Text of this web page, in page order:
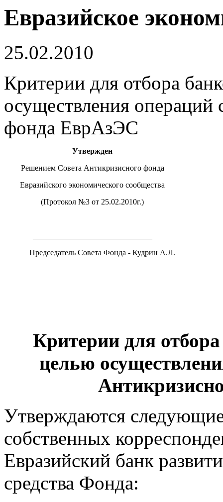
Евразийское
25.02.2010
Критерии для отбора
осуществления операций
фонда ЕврАзЭС
Утвержден
Решением Совета Антикризисного фонда
Евразийского экономического сообщества
(Протокол №3 от 25.02.2010г.)
Председатель Совета Фонда - Кудрин А.Л.
Критерии для
целью
Утверждаются
собственных
Евразийский банк
средства Фонда: